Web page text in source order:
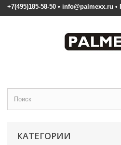
+7(495)185-58-50 • info@palmexx.ru
КАТЕГОРИИ